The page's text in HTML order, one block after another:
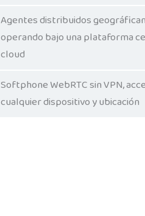
Agentes distribuidos
operando bajo una plataforma
cloud
Softphone WebRTC sin VPN,
cualquier dispositivo y ubicación